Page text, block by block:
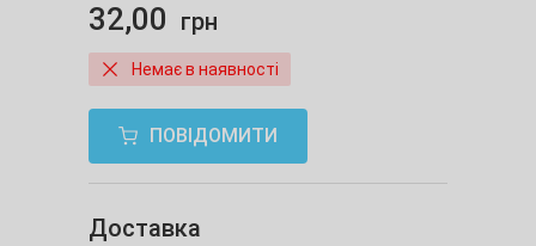
32,00 грн
Немає в наявності
ПОВІДОМИТИ
Доставка